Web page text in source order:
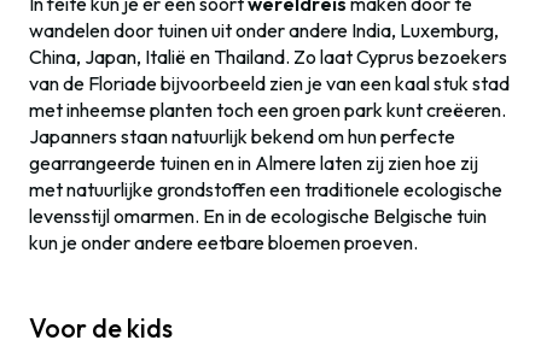
wandelen door tuinen uit onder andere India, Luxemburg,
China, Japan, Italië en Thailand. Zo laat Cyprus bezoekers
van de Floriade bijvoorbeeld zien je van een kaal stuk stad
met inheemse planten toch een groen park kunt creëeren.
Japanners staan natuurlijk bekend om hun perfecte
gearrangeerde tuinen en in Almere laten zij zien hoe zij
met natuurlijke grondstoffen een traditionele ecologische
levensstijl omarmen. En in de ecologische Belgische tuin
kun je onder andere eetbare bloemen proeven.
Voor de kids